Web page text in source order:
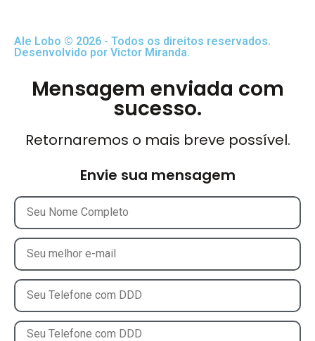
Ale Lobo © 2026 - Todos os direitos reservados.
Desenvolvido por Victor Miranda.
Mensagem enviada com
sucesso.
Retornaremos o mais breve possível.
Envie sua mensagem